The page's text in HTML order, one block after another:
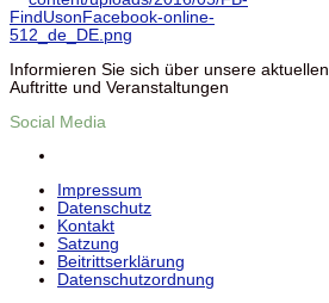
Informieren Sie sich über unsere aktuellen
Auftritte und Veranstaltungen
Social Media
Impressum
Datenschutz
Kontakt
Satzung
Beitrittserklärung
Datenschutzordnung